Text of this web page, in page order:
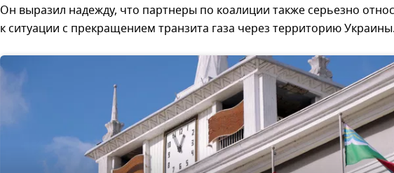
Он выразил надежду, что партнеры по коалиции также серьезно
к ситуации с прекращением транзита газа через территорию Украины.